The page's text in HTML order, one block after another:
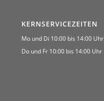
KERNSERVICEZEITEN
Mo und Di 10:00 bis 14:00 Uhr
Do und Fr 10:00 bis 14:00 Uhr